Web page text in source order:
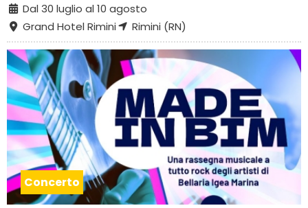
Dal 30 luglio al 10 agosto
Grand Hotel Rimini
Rimini (RN)
Concerto